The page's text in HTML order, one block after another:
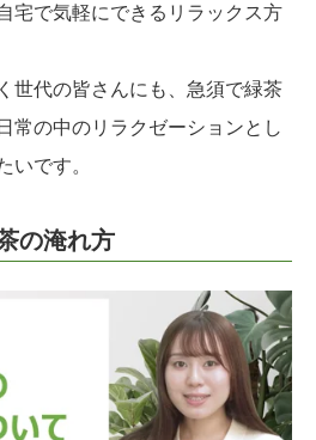
宅で気軽にできるリラックス方
世代の皆さんにも、急須で緑茶
常の中のリラクゼーションとし
いです。
の淹れ方